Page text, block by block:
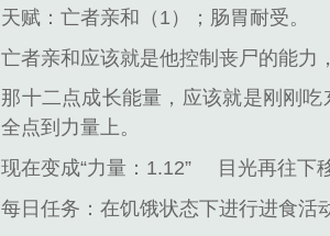
天赋：亡者亲和（1）；肠胃耐受。
亡者亲和应该就是他控制丧尸的能力
那十二点成长能量，应该就是刚刚
全点到力量上。
现在变成“力量：1.12”
目光再往下
每日任务：在饥饿状态下进行进食活